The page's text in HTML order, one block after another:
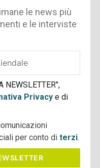
le news più
e le interviste
NEWSLETTER",
Privacye di
per conto diterzi.